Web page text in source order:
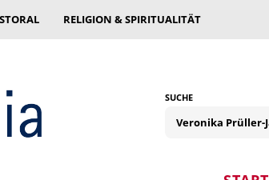
RELIGION & SPIRITUALITÄT
SUCHE